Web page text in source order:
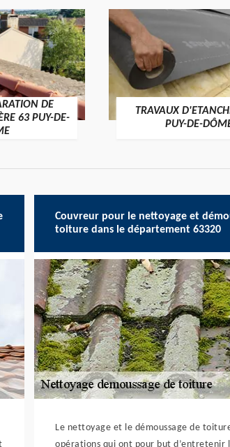
DE
63 PUY-DE-
TRAVAUX
PUY-DE-
Couvreur pour le nettoyage et
toiture dans le département 63320
Le nettoyage et le démoussage de
opérations qui ont pour but d’entretenir